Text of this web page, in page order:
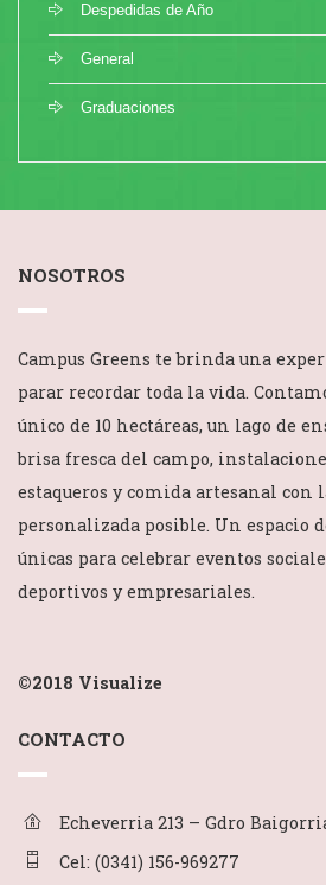
Despedidas de Año
General
Graduaciones
NOSOTROS
Campus Greens te brinda una
parar recordar toda la vida.
único de 10 hectáreas, un lago de
brisa fresca del campo,
estaqueros y comida artesanal con
personalizada posible. Un espacio
únicas para celebrar eventos
deportivos y empresariales.
©2018 Visualize
CONTACTO
Echeverria 213 – Gdro
Cel: (0341) 156-969277